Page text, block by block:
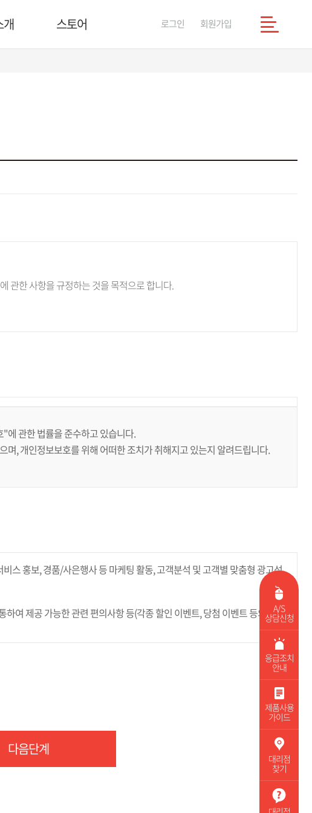
A/S
상담신청
응급조치
안내
제품사용
가이드
대리점
찾기
개 스토어 로그인 회원가입
관한 사항을 규정하는 것을 목적으로 합니다.
하여 현행약관과 함께위의 2조 1항과 동일한 방법으로 그 적용일자 7일
상의 사전 유예기간을 두고 공지합니다. 이 경우 회사는 개정 전 내용과 개정 후
이 개정약관에 동의한 것으로 봅니다. 또한, 회원이 개정약관의 적용에
만, 기존약관을 적용할 수 없는 특별한 사정이 있는 경우에는 회사는 이용계약을
될 수도 있습니다.
에 관한 법률을 준수하고 있습니다.
, 개인정보보호를 위해 어떠한 조치가 취해지고 있는지 알려드립니다.
한 법률을 준수하고 있습니다. 회사는 개인정보취급방침을 통하여 고객님께서
는지 알려드립니다. 회사는 개인정보취급방침을 개정하는 경우 웹사이트
령확인 , 불만처리 등 민원처리 , 고지사항 전달
스 홍보, 경품/사은행사 등 마케팅 활동, 고객분석 및 고객별 맞춤형 광고성
여 제공 가능한 관련 편의사항 등(각종 할인 이벤트, 당첨 이벤트 등의 서비
다음단계